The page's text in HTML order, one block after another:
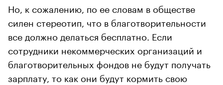
Но, к сожалению, по ее словам в обществе
силен стереотип, что в благотворительности
все должно делаться бесплатно. Если
сотрудники некоммерческих организаций и
благотворительных фондов не будут получать
зарплату, то как они будут кормить свою